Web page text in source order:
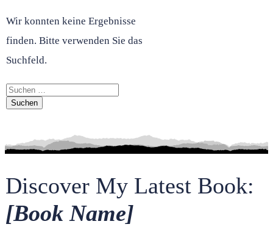
Wir konnten keine Ergebnisse
finden. Bitte verwenden Sie das
Suchfeld.
Suchen
nach:
Discover My Latest Book:
[Book Name]